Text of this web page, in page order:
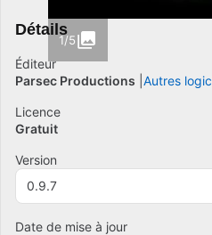
1/5
Détails
Éditeur
Parsec Productions Autres
Licence
Gratuit
Version
0.9.7
Date de mise à jour